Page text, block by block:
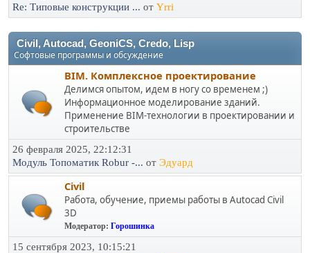
Re: Типовые конструкции ... от Yrri
Civil, Autocad, GeoniCS, Credo, Lisp
Софтовые программы и обсуждение
BIM. Комплексное проектирование
Делимся опытом, идем в ногу со временем ;)
Информационное моделирование зданий.
Применение BIM-технологии в проектировании и
строительстве
26 февраля 2025, 22:12:31
Модуль Топоматик Robur -... от Эдуард
Civil
Работа, обучение, приемы работы в Autocad Civil
3D
Модератор: Горошинка
15 сентября 2023, 10:15:21